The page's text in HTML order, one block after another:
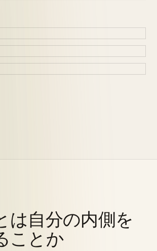
は自分の内側を
ことか